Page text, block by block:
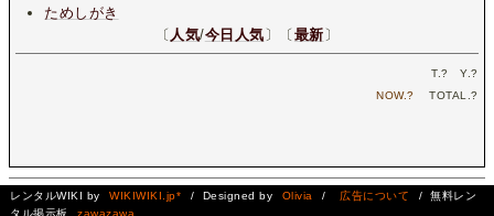
ためしがき
〔 人気/今日人気 〕〔 最新 〕
T.? Y.?
NOW.? TOTAL.?
レンタルWIKI by WIKIWIKI.jp* / Designed by Olivia / 広告について
/ 無料レン